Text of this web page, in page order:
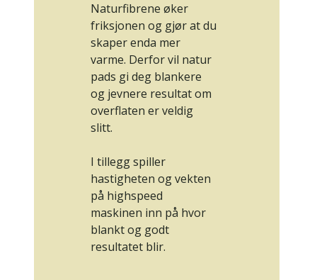
Naturfibrene øker
friksjonen og gjør at du
skaper enda mer
varme. Derfor vil natur
pads gi deg blankere
og jevnere resultat om
overflaten er veldig
slitt.
I tillegg spiller
hastigheten og vekten
på highspeed
maskinen inn på hvor
blankt og godt
resultatet blir.